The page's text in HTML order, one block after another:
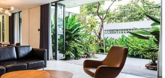
a
t
i
o
n